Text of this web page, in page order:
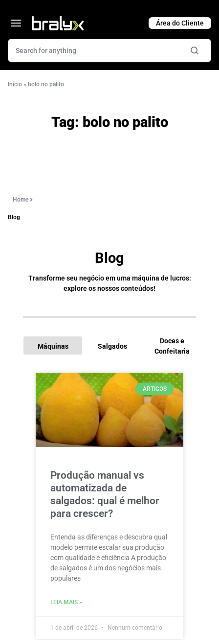
Início » bolo no palito
Tag: bolo no palito
Home
Blog
Blog
Transforme seu negócio em uma máquina de lucros:
explore os nossos conteúdos!
Máquinas Salgados
Doces e
Confeitaria
ARTIGOS
Produção manual vs
automatizada de
salgados: qual é melhor
para crescer?
Entenda as diferenças e descubra qual
modelo permite escalar sua produção
com qualidade e eficiência A produção
de salgados é um dos negócios mais
populares
LEIA MAIS »
1 de abril de 2026 Nenhum comentário